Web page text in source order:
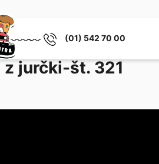
(01) 542 70 00
z jurčki-št. 321